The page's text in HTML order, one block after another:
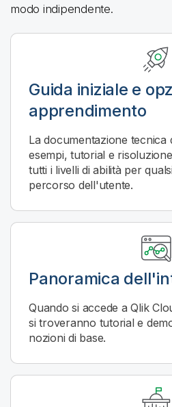
modo indipendente.
Guida iniziale e
apprendimento
La documentazione tecnica
esempi, tutorial e
tutti i livelli di abilità per
percorso dell'utente.
Panoramica
Quando si accede aQlik
si troveranno tutorial e
nozioni di base.